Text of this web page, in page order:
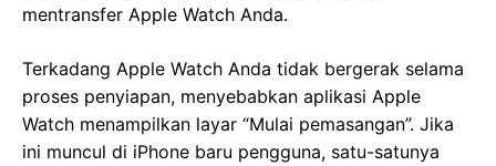
mentransfer Apple Watch Anda.
Terkadang Apple Watch Anda tidak bergerak selama
proses penyiapan, menyebabkan aplikasi Apple
Watch menampilkan layar “Mulai pemasangan”. Jika
ini muncul di iPhone baru pengguna, satu-satunya